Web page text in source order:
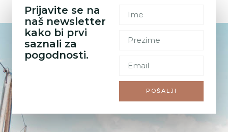
Prijavite se na
naš newsletter
kako bi prvi
saznali za
pogodnosti.
POŠALJI